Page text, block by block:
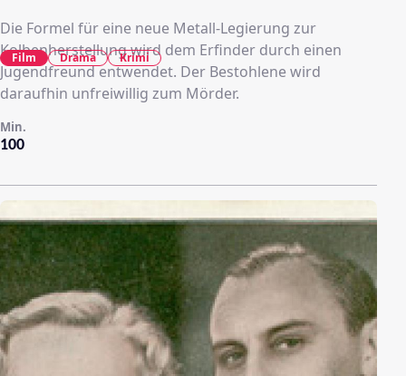
Die Formel für eine neue Metall-Legierung zur
Kolbenherstellung wird dem Erfinder durch einen
Jugendfreund entwendet. Der Bestohlene wird
daraufhin unfreiwillig zum Mörder.
100
Min.
Film Drama Krimi